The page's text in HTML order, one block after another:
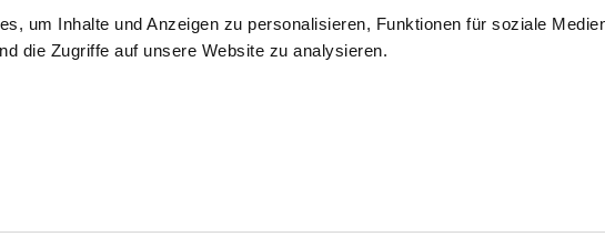
um Inhalte und Anzeigen zu personalisieren, Funktionen für soziale
die Zugriffe auf unsere Website zu analysieren.
ARTIKEL LESEN